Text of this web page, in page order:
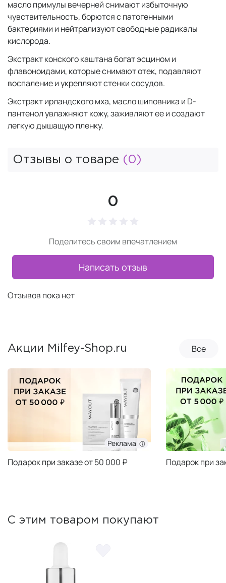
масло примулы вечерней снимают избыточную
чувствительность, борются с патогенными
бактериями и нейтрализуют свободные радикалы
кислорода.
Экстракт конского каштана богат эсцином и
флавоноидами, которые снимают отек, подавляют
воспаление и укрепляют стенки сосудов.
Экстракт ирландского мха, масло шиповника и D-
пантенол увлажняют кожу, заживляют ее и создают
легкую дышащую пленку.
Отзывы о товаре (0)
0
Поделитесь своим впечатлением
Написать отзыв
Отзывов пока нет
Акции Milfey-Shop.ru Все
Реклама
Подарок при заказе от 50 000 ₽ Подарок при
С этим товаром покупают